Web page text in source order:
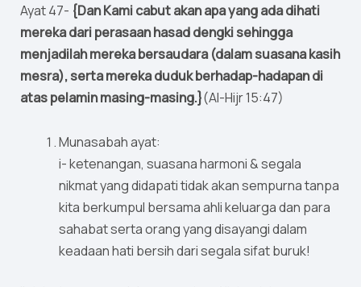
Ayat 47- {Dan Kami cabut akan apa yang ada dihati
mereka dari perasaan hasad dengki sehingga
menjadilah mereka bersaudara (dalam suasana kasih
mesra), serta mereka duduk berhadap-hadapan di
atas pelamin masing-masing.}(Al-Hijr 15:47)
Munasabah ayat:
i- ketenangan, suasana harmoni & segala
nikmat yang didapati tidak akan sempurna tanpa
kita berkumpul bersama ahli keluarga dan para
sahabat serta orang yang disayangi dalam
keadaan hati bersih dari segala sifat buruk!